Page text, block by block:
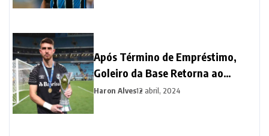
Após Término de Empréstimo,
Goleiro da Base Retorna ao
Grêmio para Fortalecer o Elenco
Haron Alves12 abril, 2024